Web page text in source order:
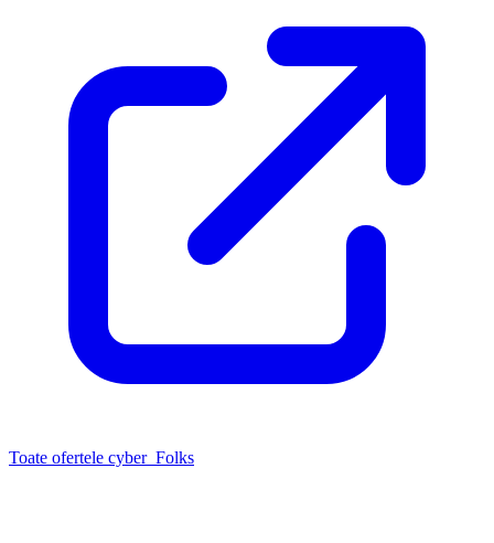
Toate ofertele cyber_Folks